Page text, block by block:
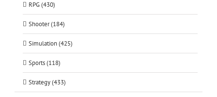
RPG (430)
Shooter (184)
Simulation (425)
Sports (118)
Strategy (433)